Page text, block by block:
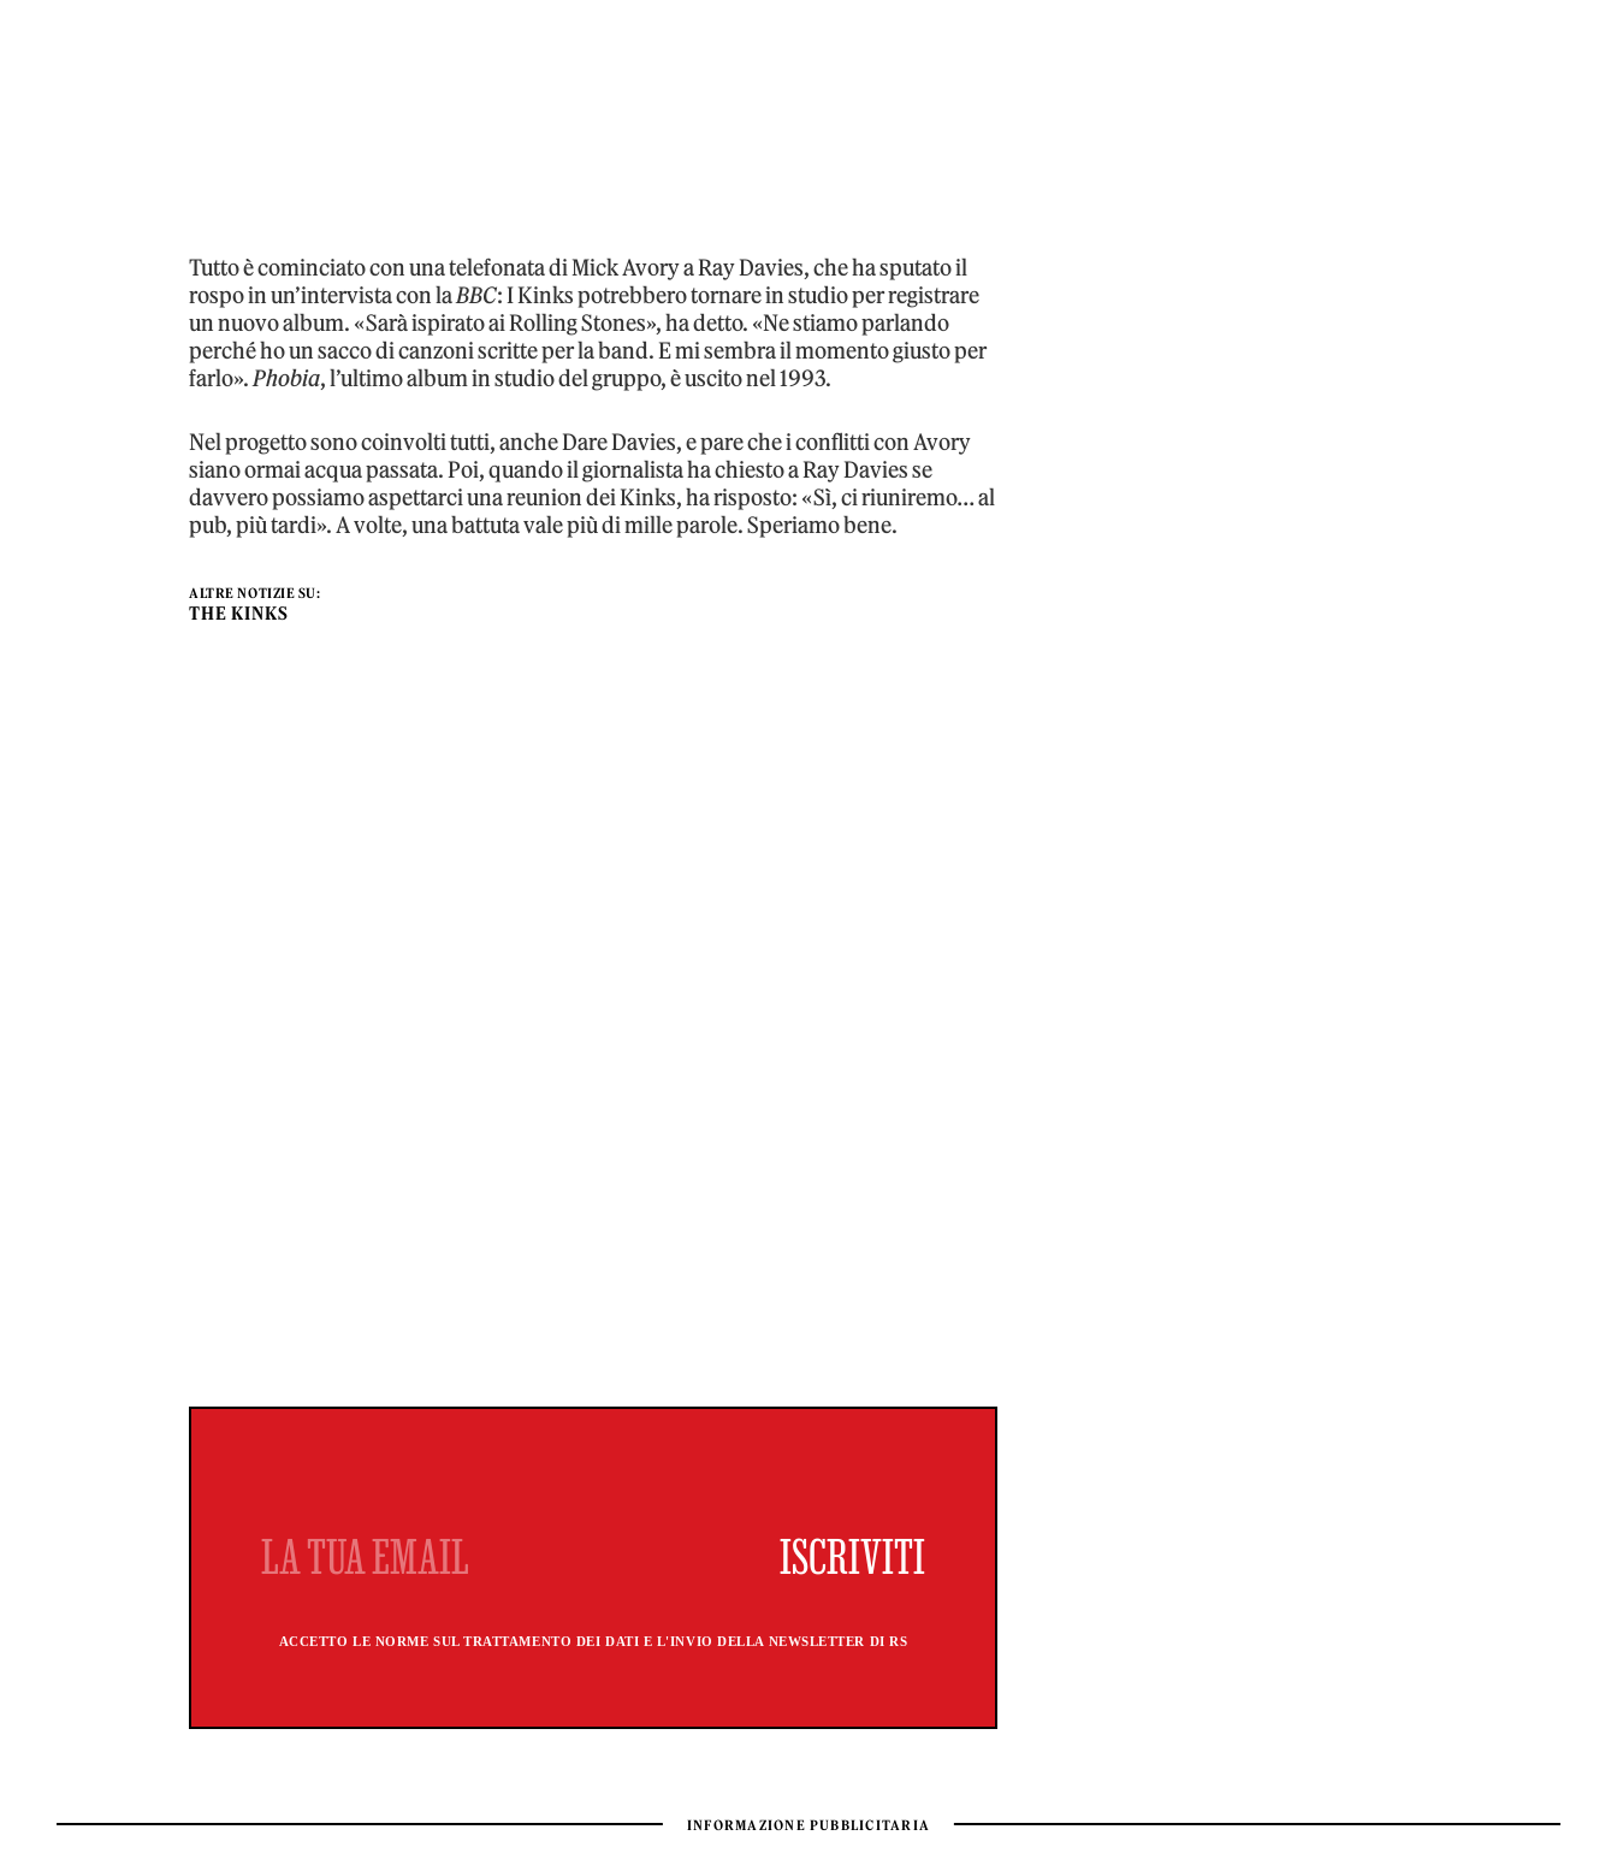
Tutto è cominciato con una telefonata di Mick Avory a Ray Davies, che ha sputato il
rospo in un’intervista con laBBC: I Kinks potrebbero tornare in studio per registrare
un nuovo album. «Sarà ispirato ai Rolling Stones», ha detto. «Ne stiamo parlando
perché ho un sacco di canzoni scritte per la band. E mi sembra il momento giusto per
farlo».Phobia, l’ultimo album in studio del gruppo, è uscito nel 1993.
Nel progetto sono coinvolti tutti, anche Dare Davies, e pare che i conflitti con Avory
siano ormai acqua passata. Poi, quando il giornalista ha chiesto a Ray Davies se
davvero possiamo aspettarci una reunion dei Kinks, ha risposto: «Sì, ci riuniremo… al
pub, più tardi». A volte, una battuta vale più di mille parole. Speriamo bene.
ALTRE NOTIZIE SU:
THE KINKS
ACCETTO LE NORME SUL TRATTAMENTO DEI DATI E L'INVIO DELLA NEWSLETTER DI RS